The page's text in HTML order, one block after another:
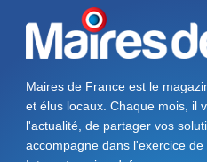
Maires de France est le
et élus locaux. Chaque mois, il
l'actualité, de partager vos
accompagne dans l'exercice